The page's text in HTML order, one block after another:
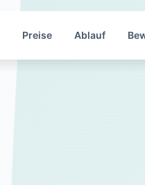
Preise Ablauf